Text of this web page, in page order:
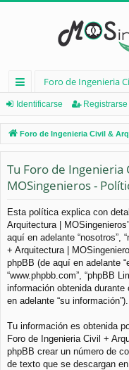
nl
ac
es
rá
pi
d
os
Foro de Ingenieria
Identificarse Registrarse
Foro de Ingenieria Civil &
Tu Foro de
MOSingenieros -
Esta política explica con
Arquitectura |
aquí en adelante “nosotros”,
+ Arquitectura |
phpBB (de aquí en adelante
“www.phpbb.com”, “phpBB
información obtenida
en adelante “su información”).
Tu información es obtenida
Foro de Ingenieria Civil +
phpBB crear un número de
de texto que se descargan